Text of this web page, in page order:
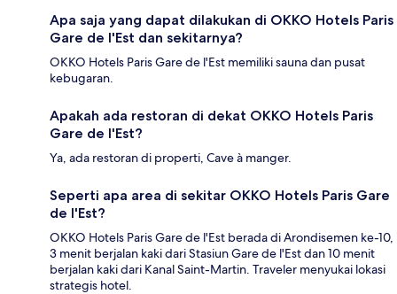
Apa saja yang dapat dilakukan di OKKO Hotels Paris
Gare de l'Est dan sekitarnya?
OKKO Hotels Paris Gare de l'Est memiliki sauna dan pusat
kebugaran.
Apakah ada restoran di dekat OKKO Hotels Paris
Gare de l'Est?
Ya, ada restoran di properti, Cave à manger.
Seperti apa area di sekitar OKKO Hotels Paris Gare
de l'Est?
OKKO Hotels Paris Gare de l'Est berada di Arondisemen ke-10,
3 menit berjalan kaki dari Stasiun Gare de l'Est dan 10 menit
berjalan kaki dari Kanal Saint-Martin. Traveler menyukai lokasi
strategis hotel.